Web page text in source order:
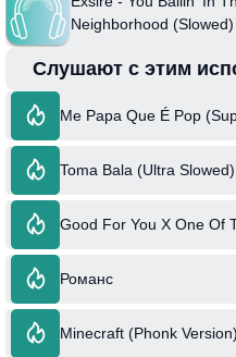
Neighborhood (Slowed)
Слушают с этим
Me Papa Que É Pop
Toma Bala (Ultra Slowed)
Good For You X One Of
Романс
Minecraft (Phonk Version)